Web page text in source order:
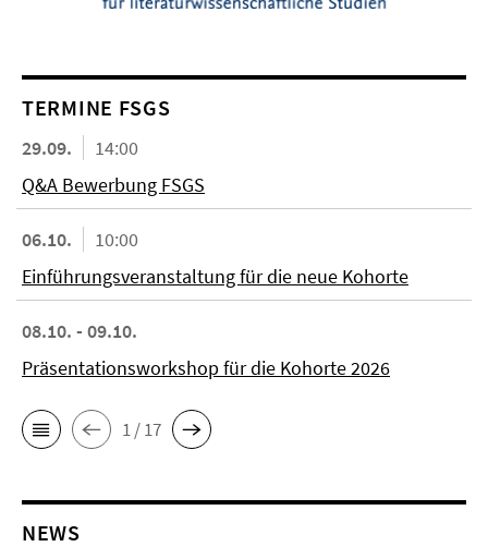
TERMINE FSGS
29.09.
14:00
Q&A Bewerbung FSGS
06.10.
10:00
Einführungsveranstaltung für die neue Kohorte
08.10. - 09.10.
Präsentationsworkshop für die Kohorte 2026
1 / 17
NEWS